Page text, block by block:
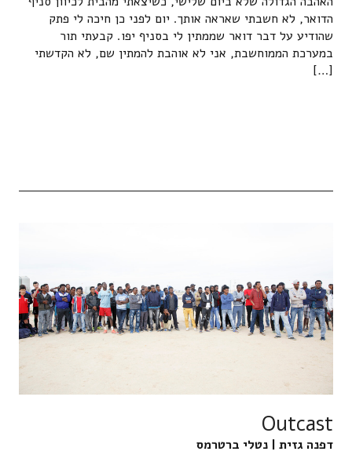
הדואר, לא חשבתי שאראה אותך. יום לפני כן חיכה לי פתק
שהודיע על דבר דואר שממתין לי בסניף יפו. קבעתי תור
במערכת הממוחשבת, אני לא אוהבת להמתין שם, לא הקדשתי
[…]
Outcast
דפנה גזית | נטלי ברטרמס